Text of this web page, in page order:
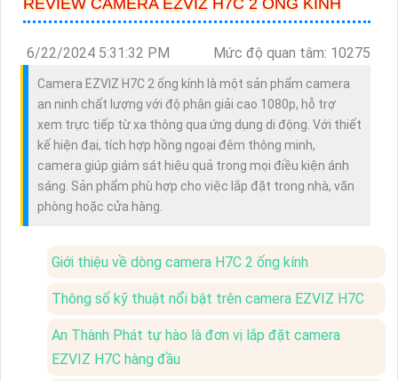
6/22/2024 5:31:32 PM Mức độ quan tâm: 10275
Camera EZVIZ H7C 2 ống kính là một sản phẩm camera
an ninh chất lượng với độ phân giải cao 1080p, hỗ trợ
xem trực tiếp từ xa thông qua ứng dụng di động. Với thiết
kế hiện đại, tích hợp hồng ngoại đêm thông minh,
camera giúp giám sát hiệu quả trong mọi điều kiện ánh
sáng. Sản phẩm phù hợp cho việc lắp đặt trong nhà, văn
phòng hoặc cửa hàng.
Giới thiệu về dòng camera H7C 2 ống kính
Thông số kỹ thuật nổi bật trên camera EZVIZ H7C
An Thành Phát tự hào là đơn vị lắp đặt camera
EZVIZ H7C hàng đầu